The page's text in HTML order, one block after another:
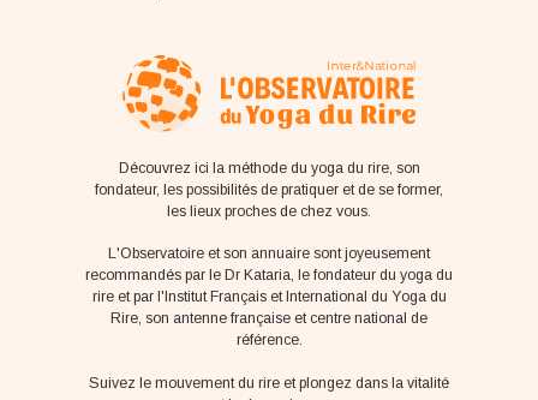
Découvrez ici la méthode du yoga du rire, son
fondateur, les possibilités de pratiquer et de se former,
les lieux proches de chez vous.
L'Observatoire et son annuaire sont joyeusement
recommandés par le Dr Kataria, le fondateur du yoga du
rire et par l'Institut Français et International du Yoga du
Rire, son antenne française et centre national de
référence.
Suivez le mouvement du rire et plongez dans la vitalité